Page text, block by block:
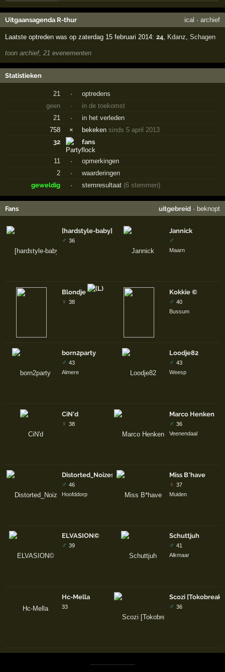
Uitgaansagenda R-thur ical · archief
Laatste optreden was op zaterdag 15 februari 2014:24, Kdanz,Schagen
toon archief, 21 evenementen
Statistieken
21 ·
optredens
geen
·
in de toekomst
21
·
in het verleden
758
× bekekensinds 5 april 2013
32
fans
11 ·
opmerkingen
2
·
waarderingen
geweldig
· stemresultaat (6 stemmen)
Fans uitgebreid· beknopt
[hardstyle-baby] - R-thur
♂ 36
Blondje
♀ 38
born2party
♂ 43
Almere
CiN'd
♀ 38
Distorted_Noizes
♂ 46
Hoofddorp
ELVASION©
♂ 39
Hc-Mella
33
Jannick
♂
Maarn
Kokkie ©
♂ 40
Bussum
Loodje82
♂ 43
Weesp
Marco Henken
♂ 36
Veenendaal
Miss B*have
♀ 37
Muiden
Schuttjuh
♂ 41
Alkmaar
Scozi
♂ 36